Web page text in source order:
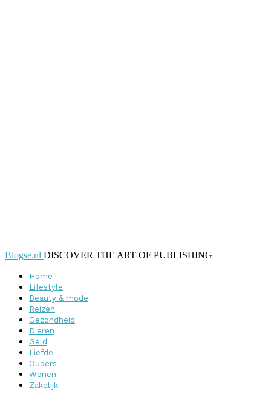
Blogse.nl DISCOVER THE ART OF PUBLISHING
Home
Lifestyle
Beauty & mode
Reizen
Gezondheid
Dieren
Geld
Liefde
Ouders
Wonen
Zakelijk